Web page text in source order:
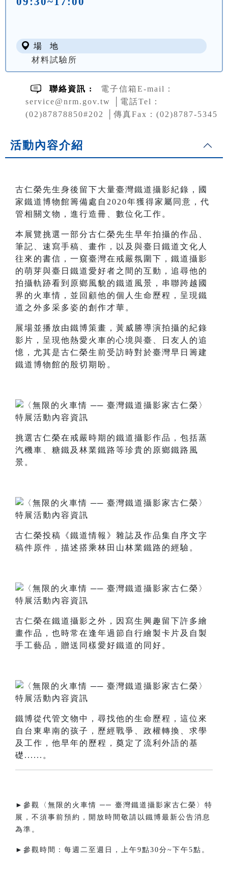
場 地
材料試驗所
聯絡資訊 :
電子信箱E-mail：
service@nrm.gov.tw │電話Tel：
(02)87878850#202 │傳真Fax：(02)8787-5345
活動內容介紹
古仁榮先生身後留下大量臺灣鐵道攝影紀錄，國
家鐵道博物館籌備處自2020年獲得家屬同意，代
管相關文物，進行造冊、數位化工作。
本展覽挑選一部分古仁榮先生早年拍攝的作品、
筆記、速寫手稿、畫作，以及與臺日鐵道文化人
往來的書信，一窺臺灣在戒嚴氛圍下，鐵道攝影
的萌芽與臺日鐵道愛好者之間的互動，追尋他的
拍攝軌跡看到原鄉風貌的鐵道風景，串聯跨越國
界的火車情，並回顧他的個人生命歷程，呈現鐵
道之外多采多姿的創作才華。
展場並播放由鐵博策畫，黃威勝導演拍攝的紀錄
影片，呈現他熱愛火車的心境與臺、日友人的追
憶，尤其是古仁榮生前受訪時對於臺灣早日籌建
鐵道博物館的殷切期盼。
挑選古仁榮在戒嚴時期的鐵道攝影作品，包括蒸
汽機車、糖鐵及林業鐵路等珍貴的原鄉鐵路風
景。
古仁榮投稿《鐵道情報》雜誌及作品集自序文字
稿件原件，描述搭乘林田山林業鐵路的經驗。
古仁榮在鐵道攝影之外，因寫生興趣留下許多繪
畫作品，也時常在逢年過節自行繪製卡片及自製
手工藝品，贈送同樣愛好鐵道的同好。
鐵博從代管文物中，尋找他的生命歷程，這位來
自台東卑南的孩子，歷經戰爭、政權轉換、求學
及工作，他早年的歷程，奠定了流利外語的基
礎......。
►參觀〈無限的火車情 ── 臺灣鐵道攝影家古仁榮〉特
展，不須事前預約，開放時間敬請以鐵博最新公告消息
為準。
►參觀時間：每週二至週日，上午9點30分~下午5點。​